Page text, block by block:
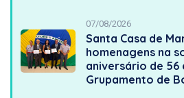
07/08/2026
Santa Casa de
homenagens na
aniversário de 56
Grupamento de